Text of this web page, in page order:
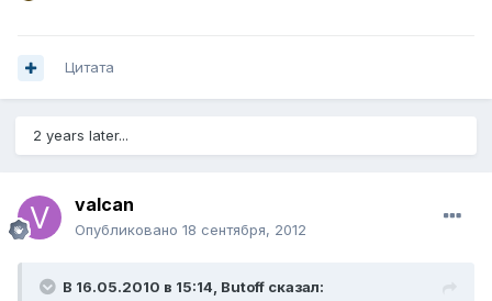
Цитата
2 years later...
valcan
Опубликовано 18 сентября, 2012
В 16.05.2010 в 15:14, Butoff сказал: